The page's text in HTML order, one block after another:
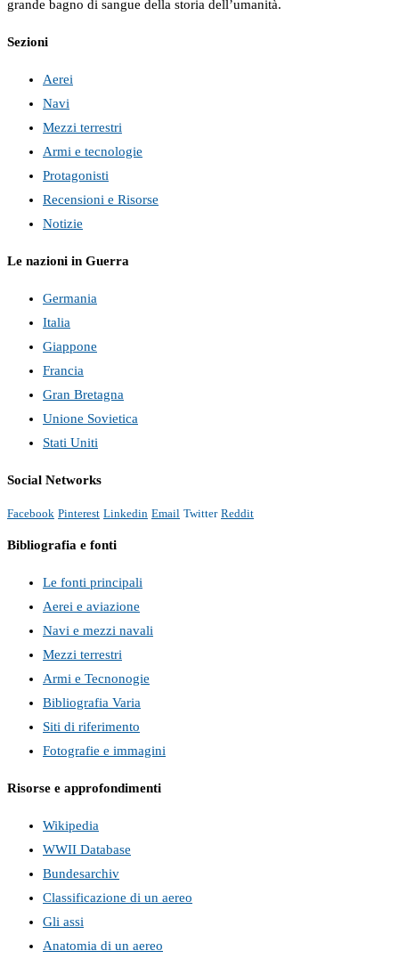
grande bagno di sangue della storia dell’umanità.
Sezioni
Aerei
Navi
Mezzi terrestri
Armi e tecnologie
Protagonisti
Recensioni e Risorse
Notizie
Le nazioni in Guerra
Germania
Italia
Giappone
Francia
Gran Bretagna
Unione Sovietica
Stati Uniti
Social Networks
Facebook Pinterest Linkedin Email Twitter Reddit
Bibliografia e fonti
Le fonti principali
Aerei e aviazione
Navi e mezzi navali
Mezzi terrestri
Armi e Tecnonogie
Bibliografia Varia
Siti di riferimento
Fotografie e immagini
Risorse e approfondimenti
Wikipedia
WWII Database
Bundesarchiv
Classificazione di un aereo
Gli assi
Anatomia di un aereo